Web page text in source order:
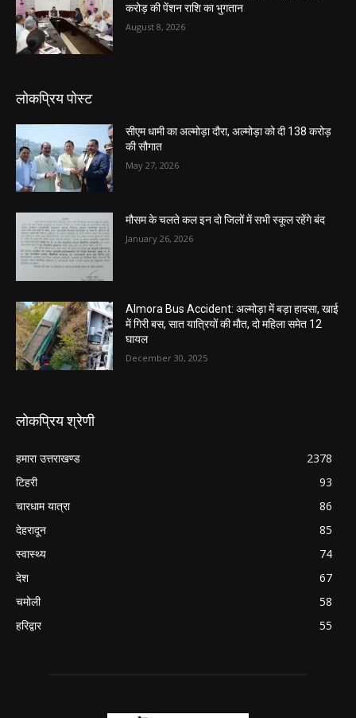
करोड़ की पेंशन राशि का भुगतान
August 8, 2026
लोकप्रिय पोस्ट
सीएम धामी का अल्मोड़ा दौरा, अल्मोड़ा को दी 138 करोड़
की सौगात
May 27, 2026
मौसम के चलते कल इन दो जिलों में सभी स्कूल रहेंगे बंद
January 26, 2026
Almora Bus Accident: अल्मोड़ा में बड़ा हादसा, खाई
में गिरी बस, सात यात्रियों की मौत, दो महिला समेत 12
घायल
December 30, 2025
लोकप्रिय श्रेणी
हमारा उत्तराखण्ड
2378
टिहरी
93
चारधाम यात्रा
86
देहरादून
85
स्वास्थ्य
74
देश
67
चमोली
58
हरिद्वार
55